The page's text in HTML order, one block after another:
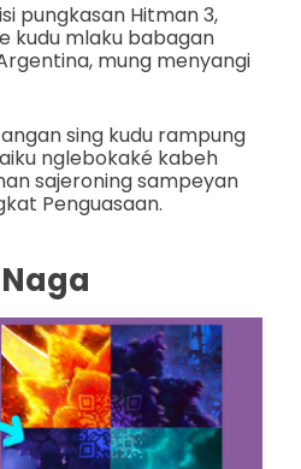
pungkasan Hitman 3,
kudu mlaku babagan
mung menyangi
sing kudu rampung
nglebokaké kabeh
sajeroning sampeyan
Penguasaan.